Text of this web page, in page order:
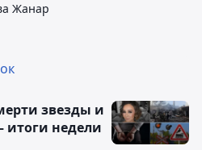
Жанар
звезды и
итоги недели